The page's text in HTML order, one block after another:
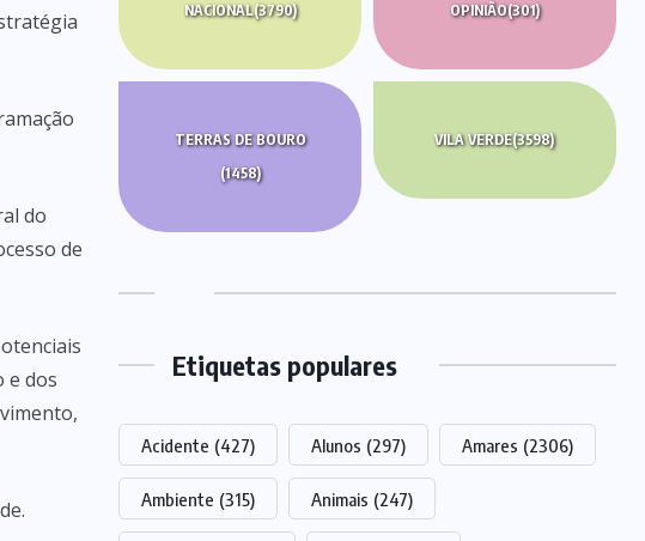
do
de
e dos
NACIONAL(3790) OPINIÃO(301)
TERRAS DE BOURO
(1458)
VILA VERDE(3598)
Etiquetas populares
Acidente (427) Alunos (297) Amares (2306)
Ambiente (315) Animais (247)